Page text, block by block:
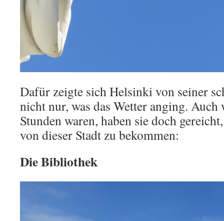
Dafür zeigte sich Helsinki von seiner
nicht nur, was das Wetter anging. Auch
Stunden waren, haben sie doch
von dieser Stadt zu bekommen:
Die Bibliothek